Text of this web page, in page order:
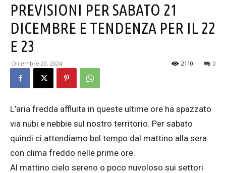
PREVISIONI PER SABATO 21
DICEMBRE E TENDENZA PER IL 22
E 23
Dicembre 20, 2024 0
2110
L’aria fredda affluita in queste ultime ore ha spazzato
via nubi e nebbie sul nostro territorio. Per sabato
quindi ci attendiamo bel tempo dal mattino alla sera
con clima freddo nelle prime ore.
Al mattino cielo sereno o poco nuvoloso sui settori